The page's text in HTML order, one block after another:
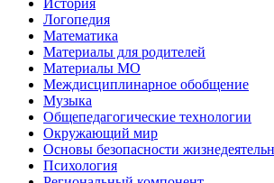
Логопедия
Математика
Материалы для родителей
Материалы МО
Междисциплинарное обобщение
Музыка
Общепедагогические технологии
Окружающий мир
Основы безопасности
Психология